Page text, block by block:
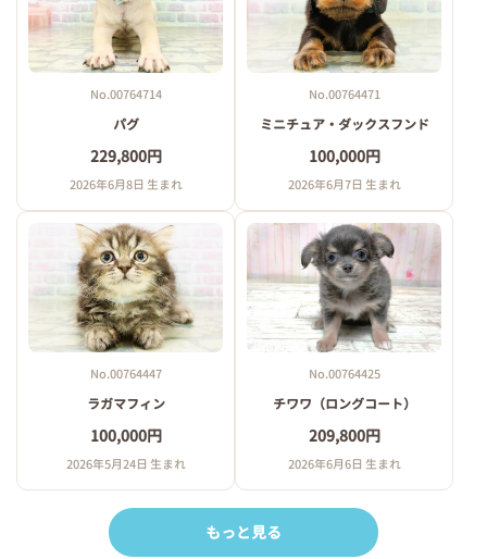
No.00764714
パグ
229,800円
2026年6月8日 生まれ
No.00764471
ミニチュア・ダックスフンド
100,000円
2026年6月7日 生まれ
No.00764447
ラガマフィン
100,000円
2026年5月24日 生まれ
No.00764425
チワワ（ロングコート）
209,800円
2026年6月6日 生まれ
もっと見る